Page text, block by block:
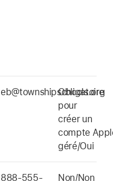
eb@townshipschools.org
Obligatoire
pour
créer un
compte
géré/Oui
888-555-
Non/Non